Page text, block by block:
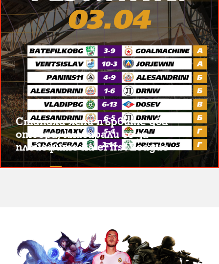
Станаха ясни първите два
отбора, класирали се за
плейофите на eFirst League